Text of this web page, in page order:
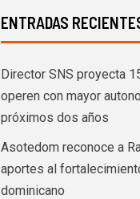
ENTRADAS
Director SNS proyecta
operen con mayor
próximos dos años
Asotedom reconoce a
aportes al
dominicano